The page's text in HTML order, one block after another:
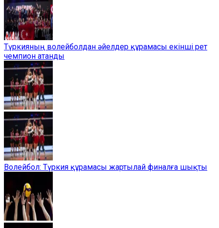
Түркияның волейболдан әйелдер құрамасы екінші рет
чемпион атанды
Волейбол: Түркия құрамасы жартылай финалға шықты